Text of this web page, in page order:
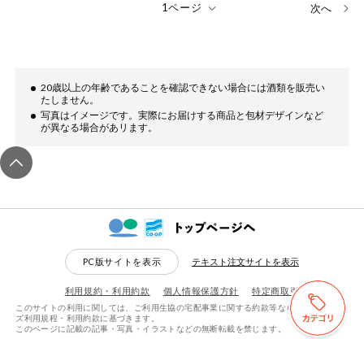
リセットする
次へ
20歳以上の年齢であることを確認できない場合には酒類を販売い
たしません。
写真はイメージです。実際にお届けする商品と包材デザインなど
が異なる場合があリます。
PC版サイトを表示 テキスト注文サイトを表示
利用規約・利用約款 個人情報保護方針 特定商取引
このサイトの利用に関しては、ご利用生協の宅配事業に関する約款等ならびにeフレン
ズ利用規程・利用約款に基づきます。
このページに記載の記事・写真・イラストなどの無断転載を禁じます。